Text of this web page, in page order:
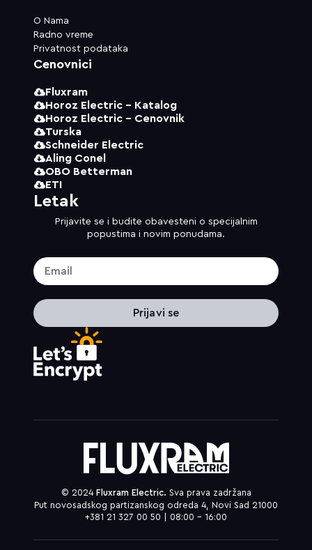
O Nama
Radno vreme
Privatnost podataka
Cenovnici
Fluxram
Horoz Electric - Katalog
Horoz Electric - Cenovnik
Turska
Schneider Electric
Aling Conel
OBO Betterman
ETI
Letak
Prijavite se i budite obavesteni o specijalnim
popustima i novim ponudama.
Prijavi se
© 2024 Fluxram Electric. Sva prava zadržana
Put novosadskog partizanskog odreda 4, Novi Sad 21000
+381 21 327 00 50 | 08:00 – 16:00